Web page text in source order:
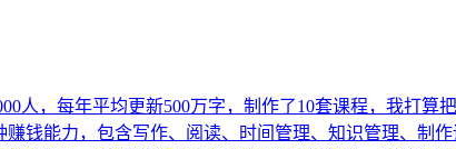
人，每年平均更新500万字，制作了10套课程，我打
钱能力，包含写作、阅读、时间管理、知识管理、制